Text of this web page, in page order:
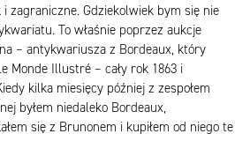
zagraniczne. Gdziekolwiek bym się nie
To właśnie poprzez aukcje
– antykwariusza z Bordeaux, który
Monde Illustré – cały rok 1863 i
kilka miesięcy później z zespołem
byłem niedaleko Bordeaux,
się z Brunonem i kupiłem od niego te